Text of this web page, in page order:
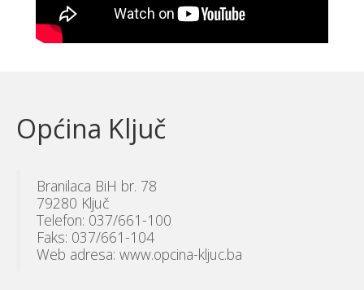
Općina Ključ
Branilaca BiH br. 78
79280 Ključ
Telefon: 037/661-100
Faks: 037/661-104
Web adresa: www.opcina-kljuc.ba